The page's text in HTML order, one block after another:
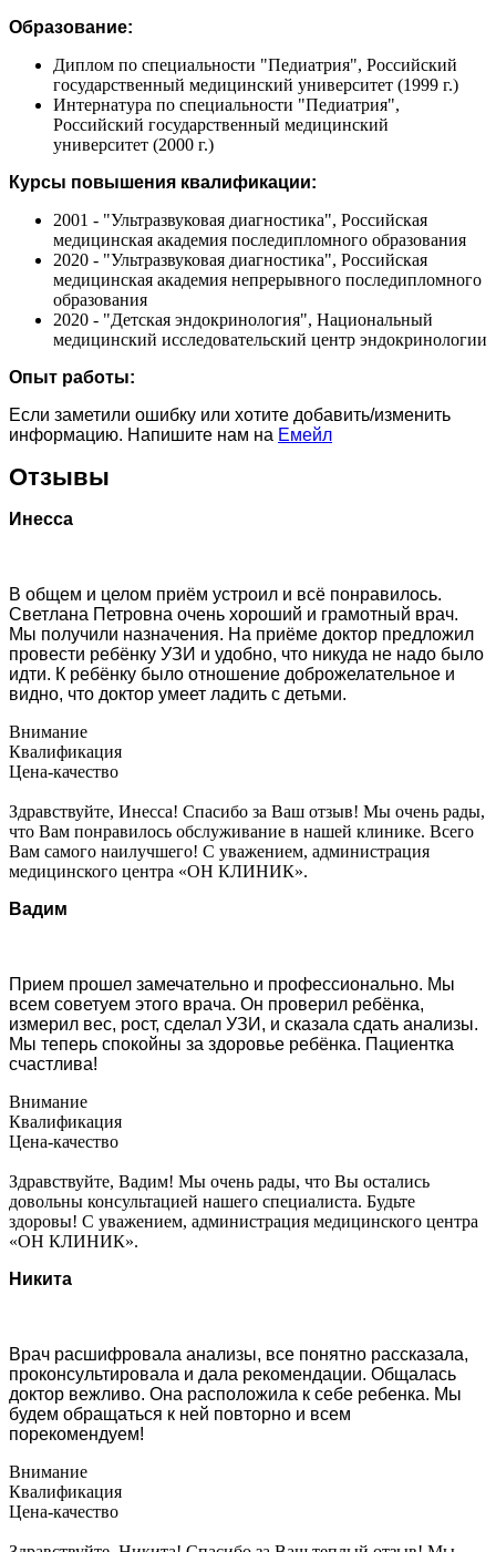
Образование:
Диплом по специальности "Педиатрия", Российский
государственный медицинский университет (1999 г.)
Интернатура по специальности "Педиатрия",
Российский государственный медицинский
университет (2000 г.)
Курсы повышения квалификации:
2001 - "Ультразвуковая диагностика", Российская
медицинская академия последипломного образования
2020 - "Ультразвуковая диагностика", Российская
медицинская академия непрерывного последипломного
образования
2020 - "Детская эндокринология", Национальный
медицинский исследовательский центр эндокринологии
Опыт работы:
Если заметили ошибку или хотите добавить/изменить
информацию. Напишите нам на Емейл
Отзывы
Инесса
В общем и целом приём устроил и всё понравилось.
Светлана Петровна очень хороший и грамотный врач.
Мы получили назначения. На приёме доктор предложил
провести ребёнку УЗИ и удобно, что никуда не надо было
идти. К ребёнку было отношение доброжелательное и
видно, что доктор умеет ладить с детьми.
Внимание
Квалификация
Цена-качество
Здравствуйте, Инесса! Спасибо за Ваш отзыв! Мы очень рады,
что Вам понравилось обслуживание в нашей клинике. Всего
Вам самого наилучшего! С уважением, администрация
медицинского центра «ОН КЛИНИК».
Вадим
Прием прошел замечательно и профессионально. Мы
всем советуем этого врача. Он проверил ребёнка,
измерил вес, рост, сделал УЗИ, и сказала сдать анализы.
Мы теперь спокойны за здоровье ребёнка. Пациентка
счастлива!
Внимание
Квалификация
Цена-качество
Здравствуйте, Вадим! Мы очень рады, что Вы остались
довольны консультацией нашего специалиста. Будьте
здоровы! С уважением, администрация медицинского центра
«ОН КЛИНИК».
Никита
Врач расшифровала анализы, все понятно рассказала,
проконсультировала и дала рекомендации. Общалась
доктор вежливо. Она расположила к себе ребенка. Мы
будем обращаться к ней повторно и всем
порекомендуем!
Внимание
Квалификация
Цена-качество